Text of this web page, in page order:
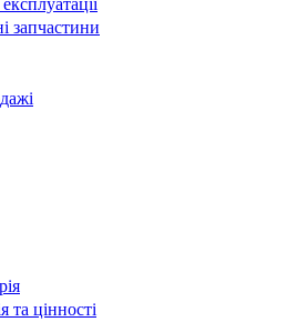
запчастини
та цінності